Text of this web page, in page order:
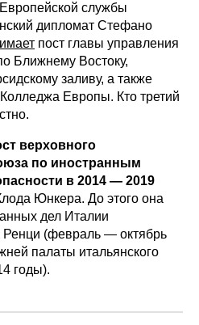
службы
дипломат Стефано
пост главы управления
Ближнему Востоку,
заливу, а также
Европы. Кто третий
верховного
по иностранным
в 2014 — 2019
Юнкера. До этого она
дел Италии
Ренци (февраль — октябрь
палаты итальянского
годы).